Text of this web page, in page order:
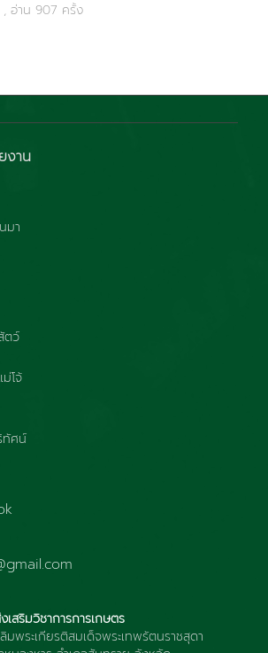
อ่าน 907 ครั้ง
งาน
มา
ตว์
โจ้
ทัศน์
เสริมวิชาการการเกษตร
มพระเกียรติสมเด็จพระเทพรัตนราชสุดา